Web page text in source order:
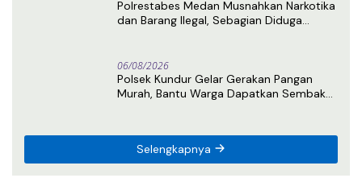
Polrestabes Medan Musnahkan Narkotika
dan Barang Ilegal, Sebagian Diduga
06/08/2026
Polsek Kundur Gelar Gerakan Pangan
Murah, Bantu Warga Dapatkan Sembako
Selengkapnya